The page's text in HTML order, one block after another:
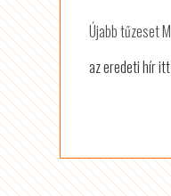
Újabb tűzeset
az eredeti hír